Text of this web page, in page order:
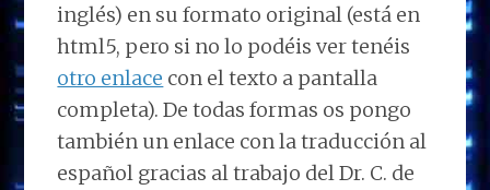
inglés) en su formato original (está en
html5, pero si no lo podéis ver tenéis
otro enlace con el texto a pantalla
completa). De todas formas os pongo
también un enlace con la traducción al
español gracias al trabajo del Dr. C. de